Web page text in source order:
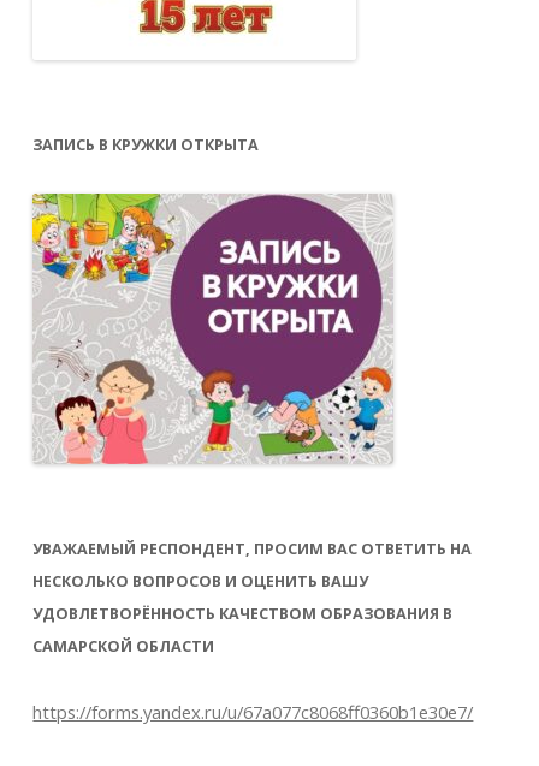
ЗАПИСЬ В КРУЖКИ ОТКРЫТА
УВАЖАЕМЫЙ РЕСПОНДЕНТ, ПРОСИМ ВАС ОТВЕТИТЬ НА
НЕСКОЛЬКО ВОПРОСОВ И ОЦЕНИТЬ ВАШУ
УДОВЛЕТВОРЁННОСТЬ КАЧЕСТВОМ ОБРАЗОВАНИЯ В
САМАРСКОЙ ОБЛАСТИ
https://forms.yandex.ru/u/67a077c8068ff0360b1e30e7/